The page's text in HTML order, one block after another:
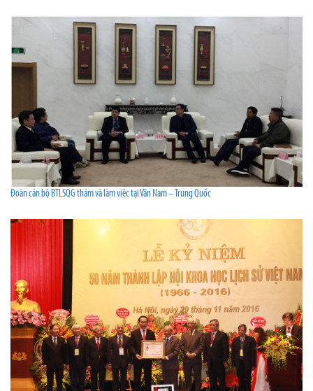
Đoàn cán bộ BTLSQG thăm và làm việc tại Vân Nam – Trung Quốc